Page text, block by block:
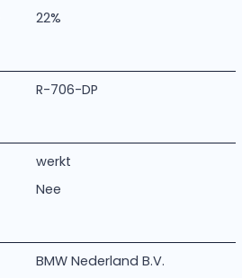
22%
R-706-DP
werkt
Nee
BMW Nederland B.V.